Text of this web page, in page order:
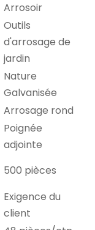
Arrosoir
Outils
d'arrosage de
jardin
Nature
Galvanisée
Arrosage rond
Poignée
adjointe
500 pièces
Exigence du
client